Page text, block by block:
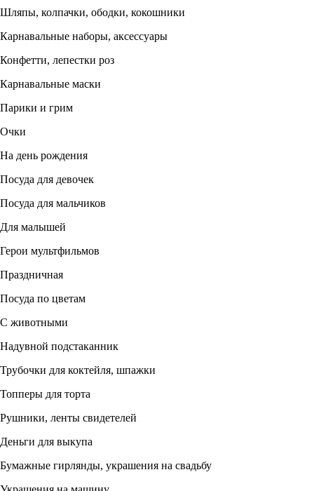
Шляпы, колпачки, ободки, кокошники
Карнавальные наборы, аксессуары
Конфетти, лепестки роз
Карнавальные маски
Парики и грим
Очки
На день рождения
Посуда для девочек
Посуда для мальчиков
Для малышей
Герои мультфильмов
Праздничная
Посуда по цветам
С животными
Надувной подстаканник
Трубочки для коктейля, шпажки
Топперы для торта
Рушники, ленты свидетелей
Деньги для выкупа
Бумажные гирлянды, украшения на свадьбу